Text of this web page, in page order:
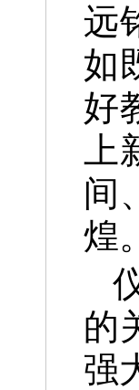
远
如
好
间
煌。
的
强